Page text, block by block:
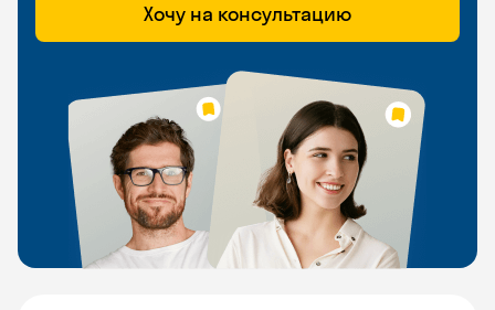
Хочу на консультацию